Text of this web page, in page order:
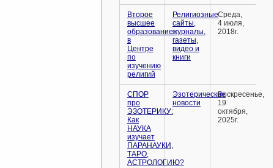
Второе
высшее
образование
в
Центре
по
изучению
религий
Религиозные
сайты,
журналы,
газеты,
видео и
книги
Среда,
4 июля,
2018г.
СПОР
про
ЭЗОТЕРИКУ:
Как
НАУКА
изучает
ПАРАНАУКИ,
ТАРО,
АСТРОЛОГИЮ?
Эзотерические
новости
Воскресенье,
19
октября,
2025г.